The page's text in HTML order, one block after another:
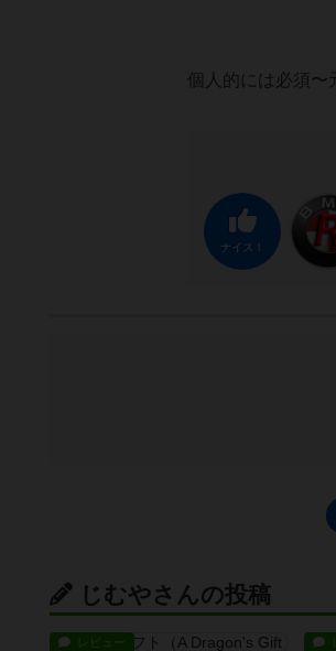
個人的には必須〜
ナイス！
じむやさんの投稿
レビュー